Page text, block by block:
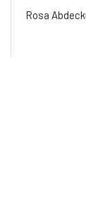
Rosa